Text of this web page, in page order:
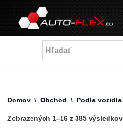
Prejsť
na
Domov \ Obchod \ Podľa vozidla
Zobrazených 1–16 z 385 výsledkov